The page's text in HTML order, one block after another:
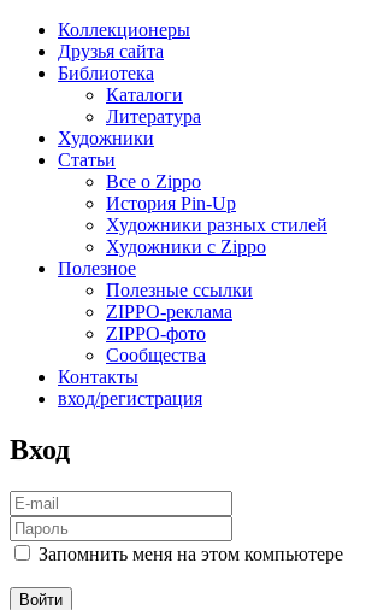
Коллекционеры
Друзья сайта
Библиотека
Каталоги
Литература
Художники
Статьи
Все о Zippo
История Pin-Up
Художники разных стилей
Художники с Zippo
Полезное
Полезные ссылки
ZIPPO-реклама
ZIPPO-фото
Сообщества
Контакты
вход/регистрация
Вход
Запомнить меня на этом компьютере